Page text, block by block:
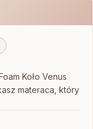
Koło Venus
materaca, który